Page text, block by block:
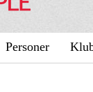
Personer